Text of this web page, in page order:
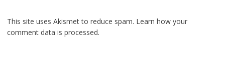
This site uses Akismet to reduce spam. Learn how your
comment data is processed.